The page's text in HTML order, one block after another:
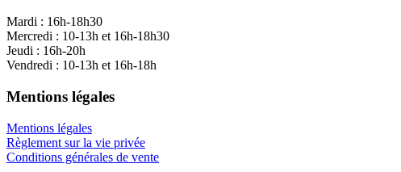
Mardi : 16h-18h30
Mercredi : 10-13h et 16h-18h30
Jeudi : 16h-20h
Vendredi : 10-13h et 16h-18h
Mentions légales
Mentions légales
Règlement sur la vie privée
Conditions générales de vente